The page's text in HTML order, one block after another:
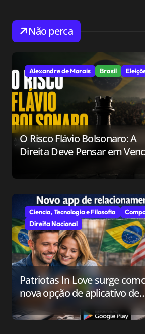
Não perca
Alexandre de Morais Brasil
O Risco Flávio Bolsonaro: A
Direita Deve Pensar em
Ciencia, Tecnologia e Filosofia
Direita Nacional
Patriotas In Love surge
nova opção de aplicativo de
relacionamento para o público
conservador